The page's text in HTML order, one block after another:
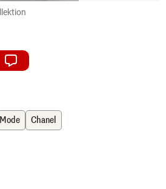
Mode Chanel